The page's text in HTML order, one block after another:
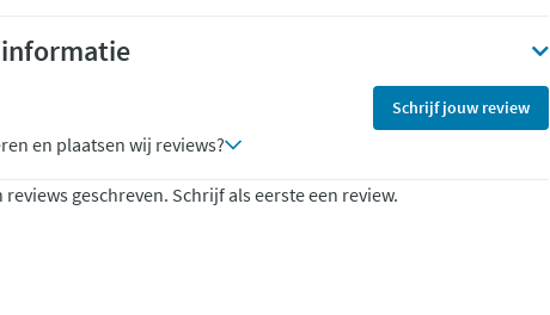
Schrijf jouw review
en plaatsen wij reviews?
reviews geschreven. Schrijf als eerste een review.